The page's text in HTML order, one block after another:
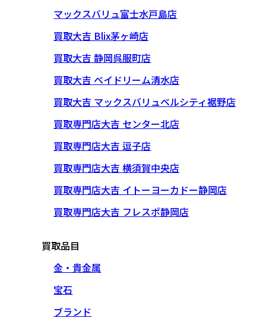
マックスバリュ富士水戸島店
買取大吉 Blix茅ヶ崎店
買取大吉 静岡呉服町店
買取大吉 ベイドリーム清水店
買取大吉 マックスバリュベルシティ裾野店
買取専門店大吉 センター北店
買取専門店大吉 逗子店
買取専門店大吉 横須賀中央店
買取専門店大吉 イトーヨーカドー静岡店
買取専門店大吉 フレスポ静岡店
買取品目
金・貴金属
宝石
ブランド